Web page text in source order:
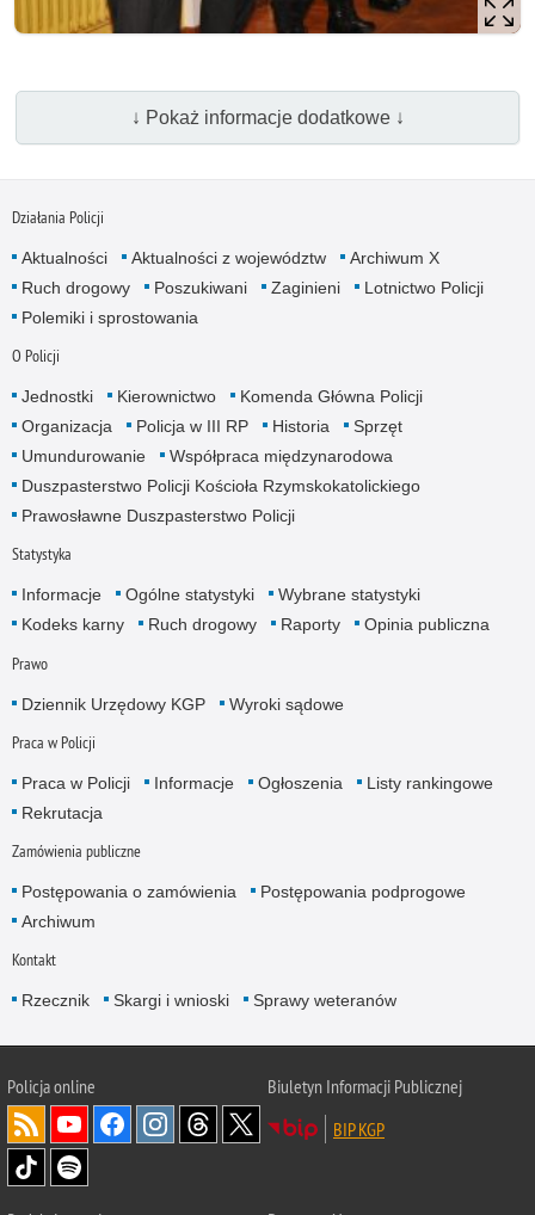
↓ Pokaż informacje dodatkowe ↓
Działania Policji
Aktualności Aktualności z województw
Archiwum X
Ruch drogowy
Poszukiwani Zaginieni
Lotnictwo Policji
Polemiki i sprostowania
O Policji
Jednostki Kierownictwo
Komenda Główna Policji
Organizacja
Policja w III RP Historia
Sprzęt
Umundurowanie
Współpraca międzynarodowa
Duszpasterstwo Policji Kościoła Rzymskokatolickiego
Prawosławne Duszpasterstwo Policji
Statystyka
Informacje Ogólne statystyki
Wybrane statystyki
Kodeks karny
Ruch drogowy Raporty Opinia publiczna
Prawo
Dziennik Urzędowy KGP Wyroki sądowe
Praca w Policji
Praca w Policji Informacje Ogłoszenia
Listy rankingowe
Rekrutacja
Zamówienia publiczne
Postępowania o zamówienia
Postępowania podprogowe
Archiwum
Kontakt
Rzecznik Skargi i wnioski Sprawy weteranów
Policjaonline
Biuletyn Informacji Publicznej
BIP KGP